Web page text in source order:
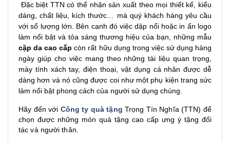
Đặc biệt TTN có thể nhận sản xuất theo mọi thiết kế, kiểu
dáng, chất liệu, kích thước… mà quý khách hàng yêu cầu
với số lượng lớn. Bên cạnh đó việc dập nổi hoặc in ấn logo
làm nổi bật và tỏa sáng thương hiệu của bạn, những mẫu
cặp da cao cấp còn rất hữu dụng trong việc sử dụng hàng
ngày giúp cho việc mang theo những tài liệu quan trọng,
máy tính xách tay, điện thoại, vật dụng cá nhân được dễ
dàng hơn và nó cũng được coi như một phụ kiện trang sức
làm nổi bật phong cách của người sử dụng chúng.
Hãy đến với Công ty quà tặng Trọng Tín Nghĩa (TTN) để
chọn được những món quà tặng cao cấp ưng ý tặng đối
tác và người thân.